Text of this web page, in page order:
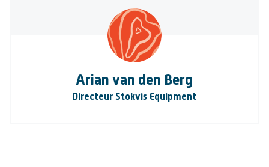
Arian van den Berg
Directeur Stokvis Equipment